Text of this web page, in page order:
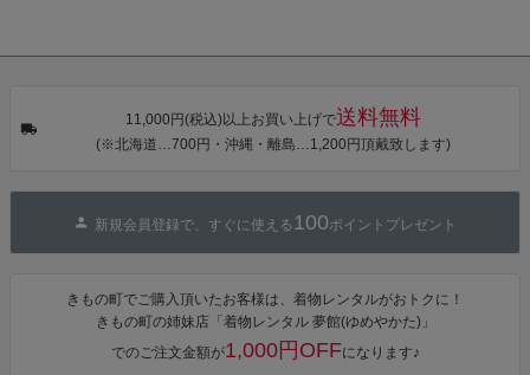
タン・夜の葉
カシュクール
ワンピース 簡
単着付け 大人
【メール便不
【メール便不
【メール便不
11,000円(税込)以上お買い上げで送料無料
(※北海道…700円・沖縄・離島…1,200円頂戴致します)
新規会員登録で、すぐに使える 100ポイントプレゼント
きもの町でご購入頂いたお客様は、着物レンタルがおトクに！
きもの町の姉妹店「着物レンタル 夢館(ゆめやかた)」
でのご注文金額が1,000円OFFになります♪